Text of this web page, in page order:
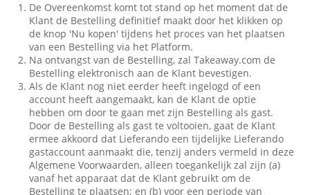
De Overeenkomst komt tot stand op het moment dat de
Klant de Bestelling definitief maakt door het klikken op
de knop 'Nu kopen' tijdens het proces van het plaatsen
van een Bestelling via het Platform.
Na ontvangst van de Bestelling, zal Takeaway.com de
Bestelling elektronisch aan de Klant bevestigen.
Als de Klant nog niet eerder heeft ingelogd of een
account heeft aangemaakt, kan de Klant de optie
hebben om door te gaan met zijn Bestelling als gast.
Door de Bestelling als gast te voltooien, gaat de Klant
ermee akkoord dat Lieferando een tijdelijke Lieferando
gastaccount aanmaakt die, tenzij anders vermeld in deze
Algemene Voorwaarden, alleen toegankelijk zal zijn (a)
vanaf het apparaat dat de Klant gebruikt om de
Bestelling te plaatsen; en (b) voor een periode van